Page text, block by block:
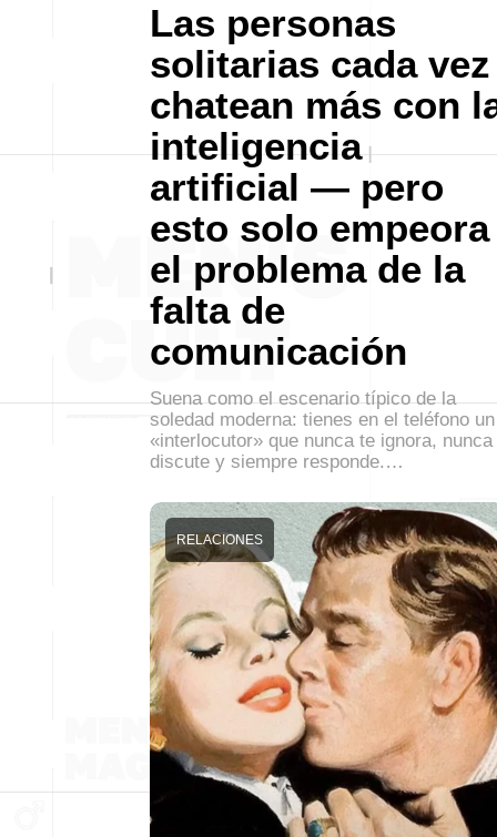
Las personas
solitarias cada vez
chatean más con
inteligencia
artificial — pero
esto solo empeora
el problema de la
falta de
comunicación
Suena como el escenario típico de la
soledad moderna: tienes en el teléfono un
«interlocutor» que nunca te ignora, nunca
discute y siempre responde.…
RELACIONES